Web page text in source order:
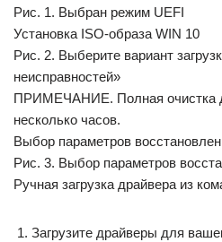
Рис. 1. Выбран режим UEFI
Установка ISO-образа WIN 10
Рис. 2. Выберите вариант
неисправностей»
ПРИМЕЧАНИЕ. Полная очистка
несколько часов.
Выбор параметров
Рис. 3. Выбор параметров
Ручная загрузка драйвера из
Загрузите драйверы для